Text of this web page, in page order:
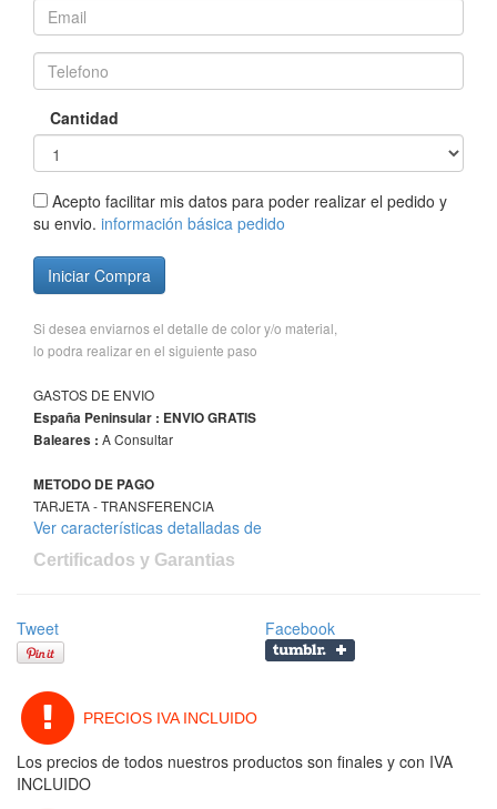
Cantidad
Acepto facilitar mis datos para poder realizar el pedido y
su envio. información básica pedido
Iniciar Compra
Si desea enviarnos el detalle de color y/o material,
lo podra realizar en el siguiente paso
GASTOS DE ENVIO
España Peninsular : ENVIO GRATIS
Baleares : A Consultar
METODO DE PAGO
TARJETA - TRANSFERENCIA
Ver características detalladas de
Certificados y Garantias
Tweet Facebook
PRECIOS IVA INCLUIDO
Los precios de todos nuestros productos son finales y con IVA
INCLUIDO